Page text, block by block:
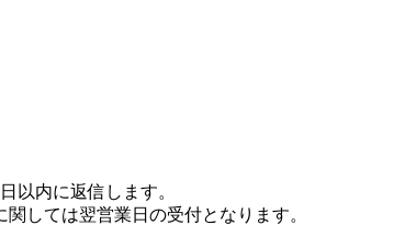
以内に返信します。
しては翌営業日の受付となります。